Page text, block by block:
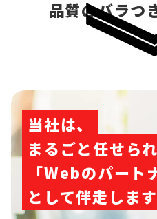
品質のバラつ
当社は、
まるごと任せら
「Webのパート
として伴走します